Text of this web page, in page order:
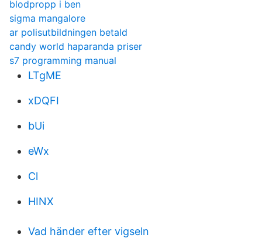
blodpropp i ben
sigma mangalore
ar polisutbildningen betald
candy world haparanda priser
s7 programming manual
LTgME
xDQFI
bUi
eWx
Cl
HINX
Vad händer efter vigseln